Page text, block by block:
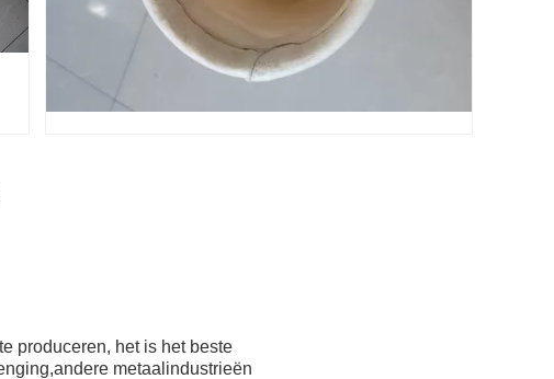
produceren, het is het beste
metaalindustrieën